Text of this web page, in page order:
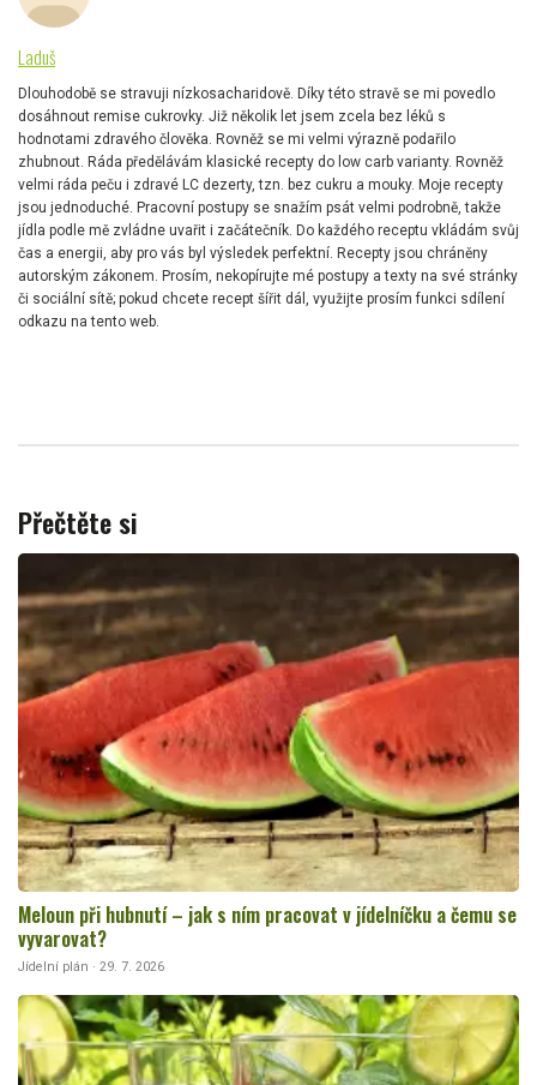
Laduš
Dlouhodobě se stravuji nízkosacharidově. Díky této stravě se mi povedlo
dosáhnout remise cukrovky. Již několik let jsem zcela bez léků s
hodnotami zdravého člověka. Rovněž se mi velmi výrazně podařilo
zhubnout. Ráda předělávám klasické recepty do low carb varianty. Rovněž
velmi ráda peču i zdravé LC dezerty, tzn. bez cukru a mouky. Moje recepty
jsou jednoduché. Pracovní postupy se snažím psát velmi podrobně, takže
jídla podle mě zvládne uvařit i začátečník. Do každého receptu vkládám svůj
čas a energii, aby pro vás byl výsledek perfektní. Recepty jsou chráněny
autorským zákonem. Prosím, nekopírujte mé postupy a texty na své stránky
či sociální sítě; pokud chcete recept šířit dál, využijte prosím funkci sdílení
odkazu na tento web.
Přečtěte si
Meloun při hubnutí – jak s ním pracovat v jídelníčku a čemu se
vyvarovat?
Jídelní plán · 29. 7. 2026